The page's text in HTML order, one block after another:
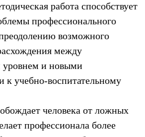
работа способствует
профессионального
возможного
между
уровнем и новыми
к учебно-воспитательному
человека от ложных
профессионала более